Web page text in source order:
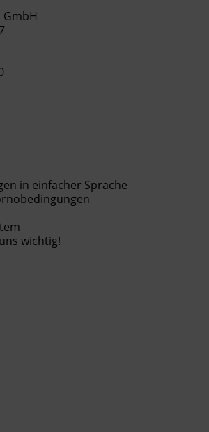
GmbH
in einfacher Sprache
wichtig!